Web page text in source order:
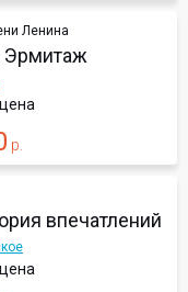
Ленина
Эрмитаж
р.
впечатлений